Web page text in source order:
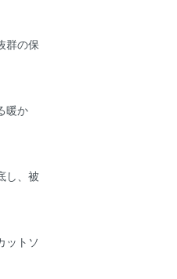
群の保
暖か
し、被
ットソ